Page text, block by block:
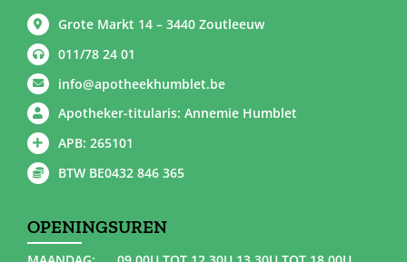
Grote Markt 14 – 3440 Zoutleeuw
011/78 24 01
info@apotheekhumblet.be
Apotheker-titularis: Annemie Humblet
APB: 265101
BTW BE0432 846 365
OPENINGSUREN